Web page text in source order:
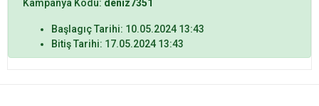
Kampanya Kodu: deniz7351
Başlagıç Tarihi: 10.05.2024 13:43
Bitiş Tarihi: 17.05.2024 13:43